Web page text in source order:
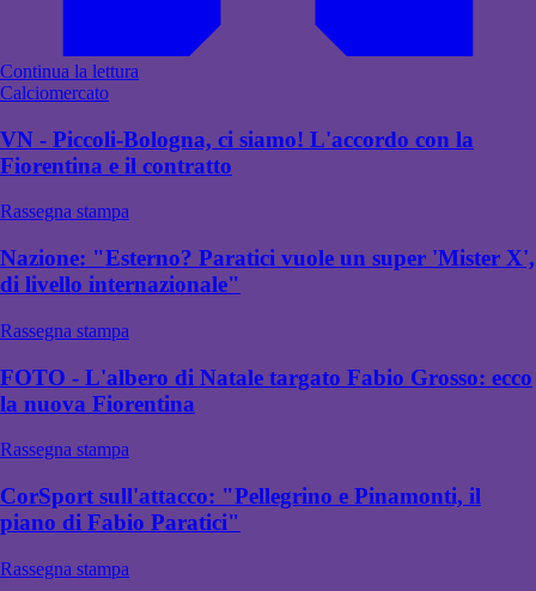
Continua la lettura
Calciomercato
VN - Piccoli-Bologna, ci siamo! L'accordo con la
Fiorentina e il contratto
Rassegna stampa
Nazione: "Esterno? Paratici vuole un super 'Mister X',
di livello internazionale"
Rassegna stampa
FOTO - L'albero di Natale targato Fabio Grosso: ecco
la nuova Fiorentina
Rassegna stampa
CorSport sull'attacco: "Pellegrino e Pinamonti, il
piano di Fabio Paratici"
Rassegna stampa